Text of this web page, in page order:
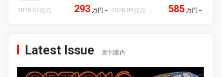
2026.07発売 293 万円 ～ 2026.06発売 585 万円 ～
Latest Issue 新刊案内